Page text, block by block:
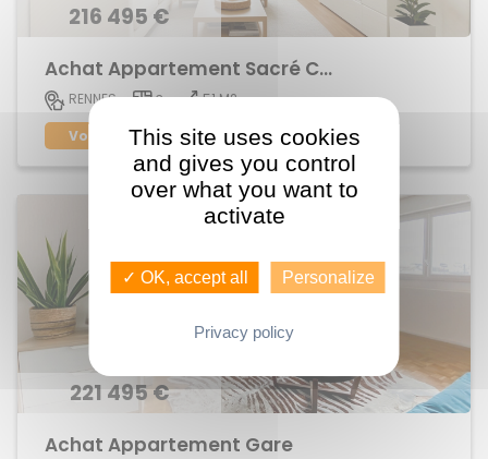
216 495 €
Achat Appartement Sacré Coeur
RENNES 3
51 M2
Voir le bien
221 495 €
Achat Appartement Gare
This site uses cookies
and gives you control
over what you want to
activate
✓ OK, accept all Personalize
Privacy policy